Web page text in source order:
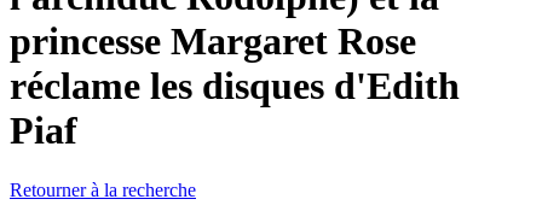
princesse Margaret Rose
réclame les disques d'Edith
Piaf
Retourner à la recherche